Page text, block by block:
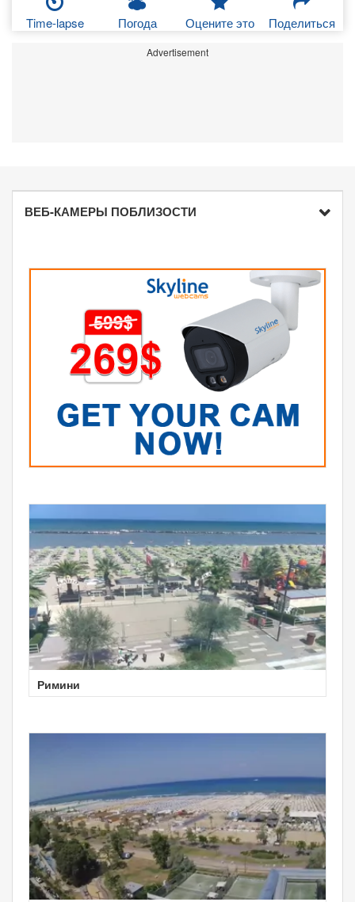
Time-lapse Погода Оцените это Поделиться
Advertisement
ВЕБ-КАМЕРЫ ПОБЛИЗОСТИ
Римини